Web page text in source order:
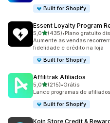
Built for Shopify
Essent Loyalty Program
5,0de 5 estrelas
(435)
435 avaliações ao todo
•Plano gratuito
Aumente as vendas
fidelidade e crédito na loja
Built for Shopify
Affilitrak Afiliados
5,0de 5 estrelas
(215)
215 avaliações ao todo
•Grátis
Lance programas de
Built for Shopify
Koin Store Credit &